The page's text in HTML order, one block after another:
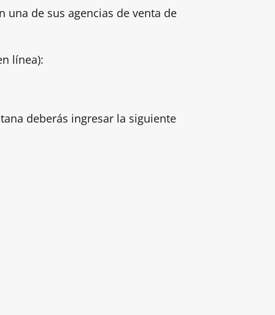
de sus agencias de venta de
línea):
deberás ingresar la siguiente